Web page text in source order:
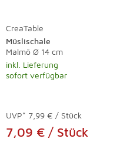
CreaTable
Müslischale
Malmö Ø 14 cm
inkl. Lieferung
sofort verfügbar
UVP* 7,99 € / Stück
7,09 € / Stück